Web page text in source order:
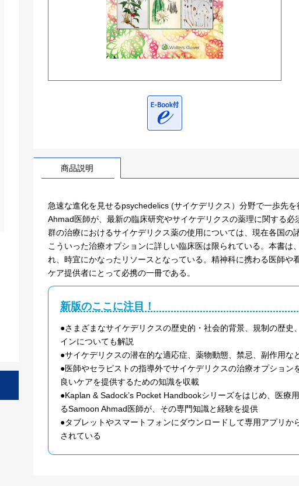
商品説明
急速な進化を見せるpsychedelics (サイケデリクス）分野で一歩先
Ahmad医師が、最新の臨床研究やサイケデリクスの薬理に関する
群の治療におけるサイケデリクス薬の使用については、現在各国の
こういった治療オプションに詳しい臨床医は限られている。本書
れ、時宜にかなったリソースとなっている。精神科に携わる医師
ケア提供者にとって必携の一冊である。
新版のここに注目！
●さまざまなサイケデリクスの歴史的・社会的背景、規制の歴
インについても解説
●サイケデリクスの潜在的な適応症、薬物動態、禁忌、副作用な
●医師やセラピストの指導外でサイケデリクスの治療オプショ
良いケアを提供するための知識を収載
●Kaplan & Sadock’s Pocket Handbookシリーズをはじめ、医
るSamoon Ahmad医師が、その専門知識と経験を提供
●タブレットやスマートフォンにダウンロードして専用アプリ
されている